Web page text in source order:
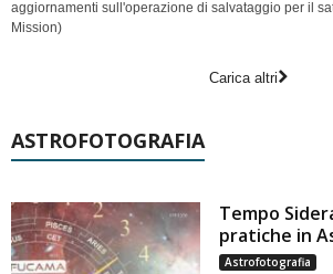
aggiornamenti sull'operazione di salvataggio per il
Mission)
Carica altri
ASTROFOTOGRAFIA
Tempo
pratiche in
Astrofotografia